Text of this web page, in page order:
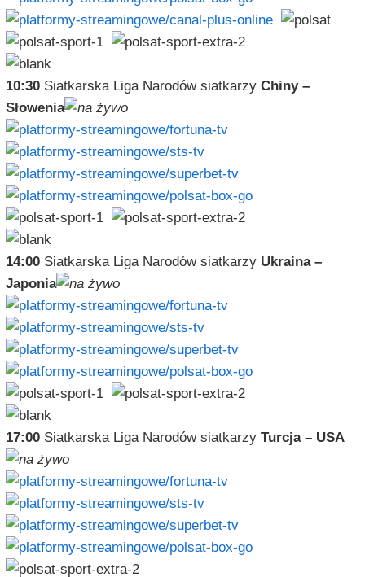
10:30Siatkarska Liga Narodów siatkarzy Chiny –
Słowenia
14:00Siatkarska Liga Narodów siatkarzy Ukraina –
Japonia
17:00Siatkarska Liga Narodów siatkarzy Turcja – USA